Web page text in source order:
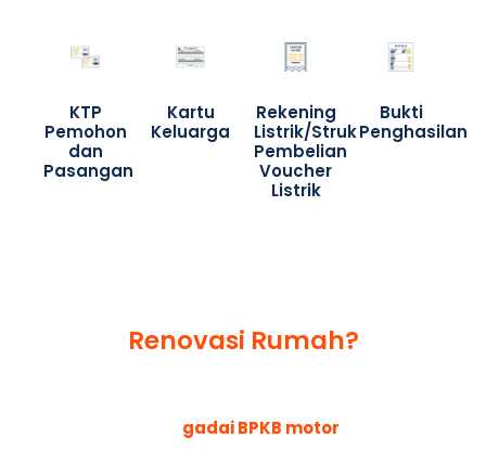
KTP
Pemohon
dan
Pasangan
Kartu
Keluarga
Rekening
Listrik/Struk
Pembelian
Voucher
Listrik
Bukti
Penghasilan
Renovasi Rumah?
gadai BPKB motor